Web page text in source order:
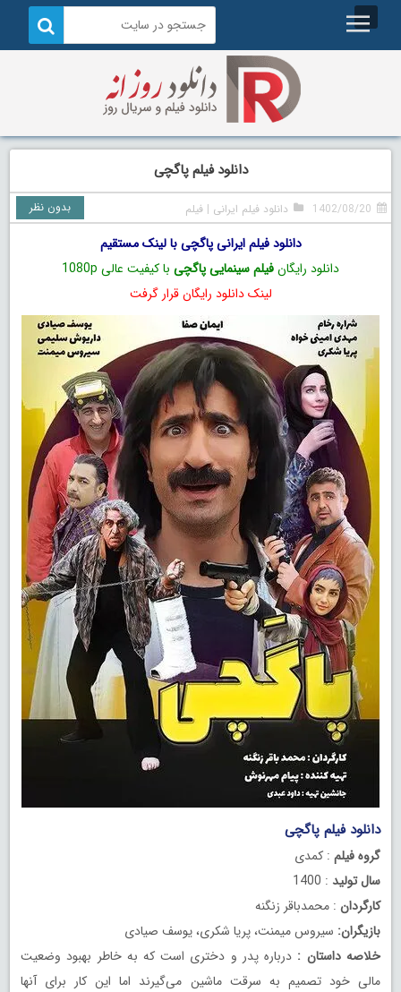
دانلود فیلم پاگچی
1402/08/20 دانلود فیلم ایرانی |فیلم بدون نظر
دانلود فیلم ایرانی پاگچی با لینک مستقیم
دانلود رایگانفیلم سینمایی پاگچی با کیفیت عالی 1080p
لینک دانلود رایگان قرار گرفت
دانلود فیلم پاگچی
گروه فیلم : کمدی
سال تولید : 1400
کارگردان : محمدباقر زنگنه
بازیگران: سیروس میمنت، پریا شکری، یوسف صیادی
خلاصه داستان : درباره پدر و دختری است که به خاطر بهبود وضعیت
مالی خود تصمیم به سرقت ماشین می‌گیرند اما این کار برای آنها